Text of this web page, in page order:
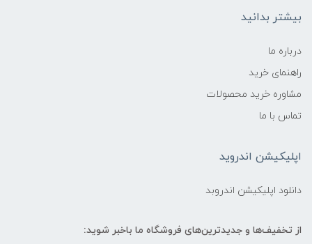
بیشتر بدانید
درباره ما
راهنمای خرید
مشاوره خرید محصولات
تماس با ما
اپلیکیشن اندروید
دانلود اپلیکیشن اندروبد
از تخفیف‌ها و جدیدترین‌های فروشگاه ما باخبر شوید: